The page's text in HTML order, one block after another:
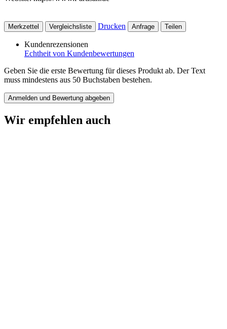
Merkzettel Vergleichsliste Drucken Anfrage Teilen
Kundenrezensionen
Echtheit von Kundenbewertungen
Geben Sie die erste Bewertung für dieses Produkt ab. Der Text
muss mindestens aus 50 Buchstaben bestehen.
Anmelden und Bewertung abgeben
Wir empfehlen auch